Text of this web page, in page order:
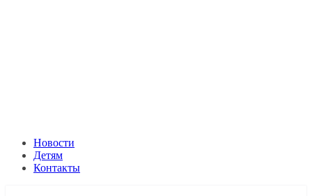
Новости
Детям
Контакты